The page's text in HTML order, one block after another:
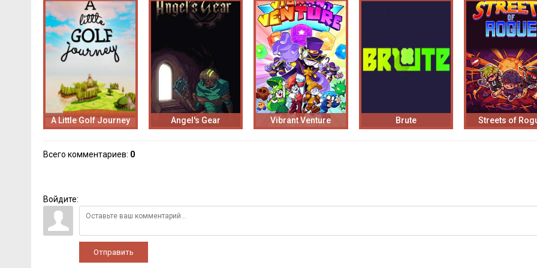
A Little Golf Journey Angel's Gear Vibrant Venture Brute Streets of
Всего комментариев: 0
Войдите:
Отправить